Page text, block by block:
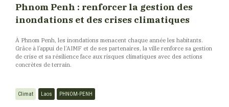
Phnom Penh : renforcer la gestion des
inondations et des crises climatiques
À Phnom Penh, les inondations menacent chaque année les habitants.
Grâce à l’appui de l’AIMF et de ses partenaires, la ville renforce sa gestion
de crise et sa résilience face aux risques climatiques avec des actions
concrètes de terrain.
Climat Laos PHNOM-PENH